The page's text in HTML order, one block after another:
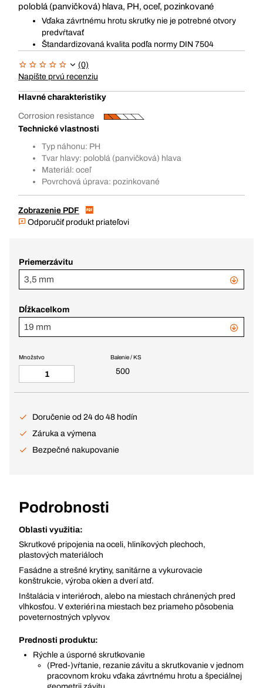
poloblá (panvičková) hlava, PH, oceľ, pozinkované
Vďaka závrtnému hrotu skrutky nie je potrebné otvory
predvŕtavať
Štandardizovaná kvalita podľa normy DIN 7504
(0)
Napíšte prvú recenziu
Hlavné charakteristiky
Corrosion resistance
Technické vlastnosti
Typ náhonu: PH
Tvar hlavy: poloblá (panvičková) hlava
Materiál: oceľ
Povrchová úprava: pozinkované
Zobrazenie PDF
Odporučiť produkt priateľovi
Priemerzávitu
3,5 mm
Dĺžkacelkom
19 mm
Balenie / KS
500
Množstvo
Doručenie od 24 do 48 hodín
Záruka a výmena
Bezpečné nakupovanie
Podrobnosti
Oblasti využitia:
Skrutkové pripojenia na oceli, hliníkových plechoch,
plastových materiáloch
Fasádne a strešné krytiny, sanitárne a vykurovacie
konštrukcie, výroba okien a dverí atď.
Inštalácia v interiéroch, alebo na miestach chránených pred
vlhkosťou. V exteriéri na miestach bez priameho pôsobenia
poveternostných vplyvov.
Prednosti produktu:
Rýchle a úsporné skrutkovanie
(Pred-)vŕtanie, rezanie závitu a skrutkovanie v jednom
pracovnom kroku vďaka závrtnému hrotu a špeciálnej